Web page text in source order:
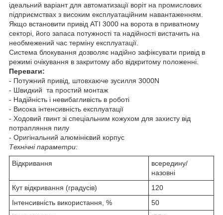
ідеальний варіант для автоматизації воріт на промислових
підприємствах з високим експлуатаційним навантаженням.
Якщо встановити привід ATI 3000 на ворота в приватному
секторі, його запаса потужності та надійності вистачить на
необмежений час терміну експлуатації.
Система блокування дозволяє надійно зафіксувати привід в
режимі очікування в закритому або відкритому положенні.
Переваги:
- Потужний привід, штовхаюче зусилля 3000N
- Швидкий та простий монтаж
- Надійність і невибагливість в роботі
- Висока інтенсивність експлуатації
- Ходовий гвинт зі спеціальним кожухом для захисту від
потрапляння пилу
- Оригінальний алюмінієвий корпус
Технічні параметри:
Відкривання
всередину/
назовні
Кут відкривання (градусів)
120
Інтенсивність використання, %
50